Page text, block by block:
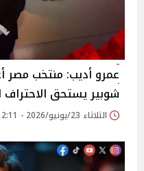
عمرو أديب: منتخب مصر
شوبير يستحق الاحتراف
الثلاثاء 23/يونيو/2026 - 12:11 ص